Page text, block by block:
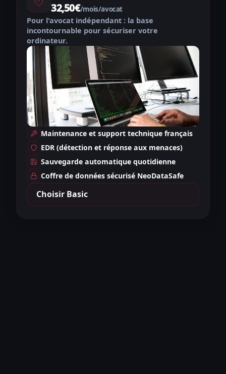
32,50€/mois/avocat
Pour l'avocat indépendant : la base
incontournable pour sécuriser votre
ordinateur.
Maintenance et support technique français
EDR (détection et réponse aux menaces)
Sauvegarde automatique quotidienne
Coffre de données sécurisé NeoDataSafe
Choisir Basic